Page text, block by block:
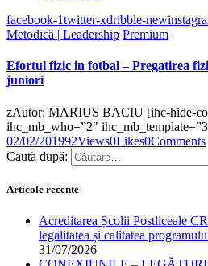
facebook-1twitter-xdribble-new
Metodică | Leadership Premium
Efortul fizic in fotbal – Pregatirea
juniori
zAutor: MARIUS BACIU [ihc-hide-
ihc_mb_who=”2″
02/02/201992Views0Likes0Comments
Caută după:
Articole recente
Acreditarea Școlii Postliceale
legalitatea și calitatea
31/07/2026